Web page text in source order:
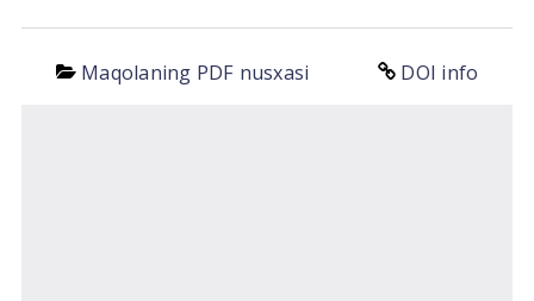
Maqolaning PDF nusxasi DOI info